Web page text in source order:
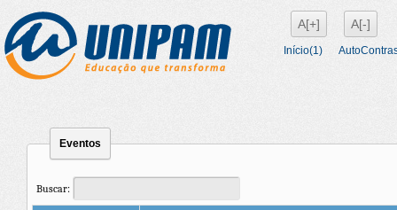
A[+] A[-]
Início(1)
Eventos
Buscar: